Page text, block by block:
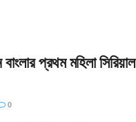
প্রথম মহিলা সিরিয়াল
0